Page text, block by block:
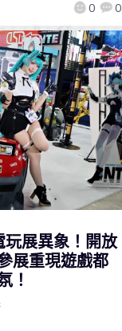
0 0
展異象！開放
展重現遊戲都
！